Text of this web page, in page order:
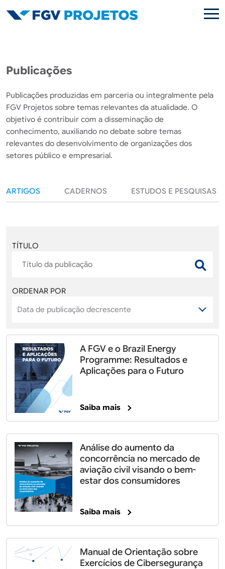
Publicações
Publicações produzidas em parceria ou integralmente pela
FGV Projetos sobre temas relevantes da atualidade. O
objetivo é contribuir com a disseminação de
conhecimento, auxiliando no debate sobre temas
relevantes do desenvolvimento de organizações dos
setores público e empresarial.
ARTIGOS CADERNOS ESTUDOS E PESQUISAS
TÍTULO
ORDENAR POR
A FGV e o Brazil Energy
Programme: Resultados e
Aplicações para o Futuro
Saiba mais
Análise do aumento da
concorrência no mercado de
aviação civil visando o bem-
estar dos consumidores
Saiba mais
Manual de Orientação sobre
Exercícios de Cibersegurança